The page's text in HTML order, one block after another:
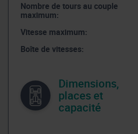
Nombre de tours au couple
maximum:
Vitesse maximum:
Boîte de vitesses:
Dimensions,
places et
capacité